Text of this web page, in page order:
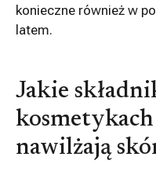
konieczne również w
latem.
Jakie
nawilżają